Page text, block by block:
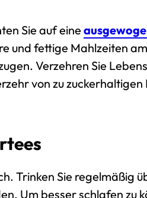
Sie auf eine
und fettige Mahlzeiten
Verzehren Sie
von zu
Trinken Sie regelmäßig
Um besser schlafen zu